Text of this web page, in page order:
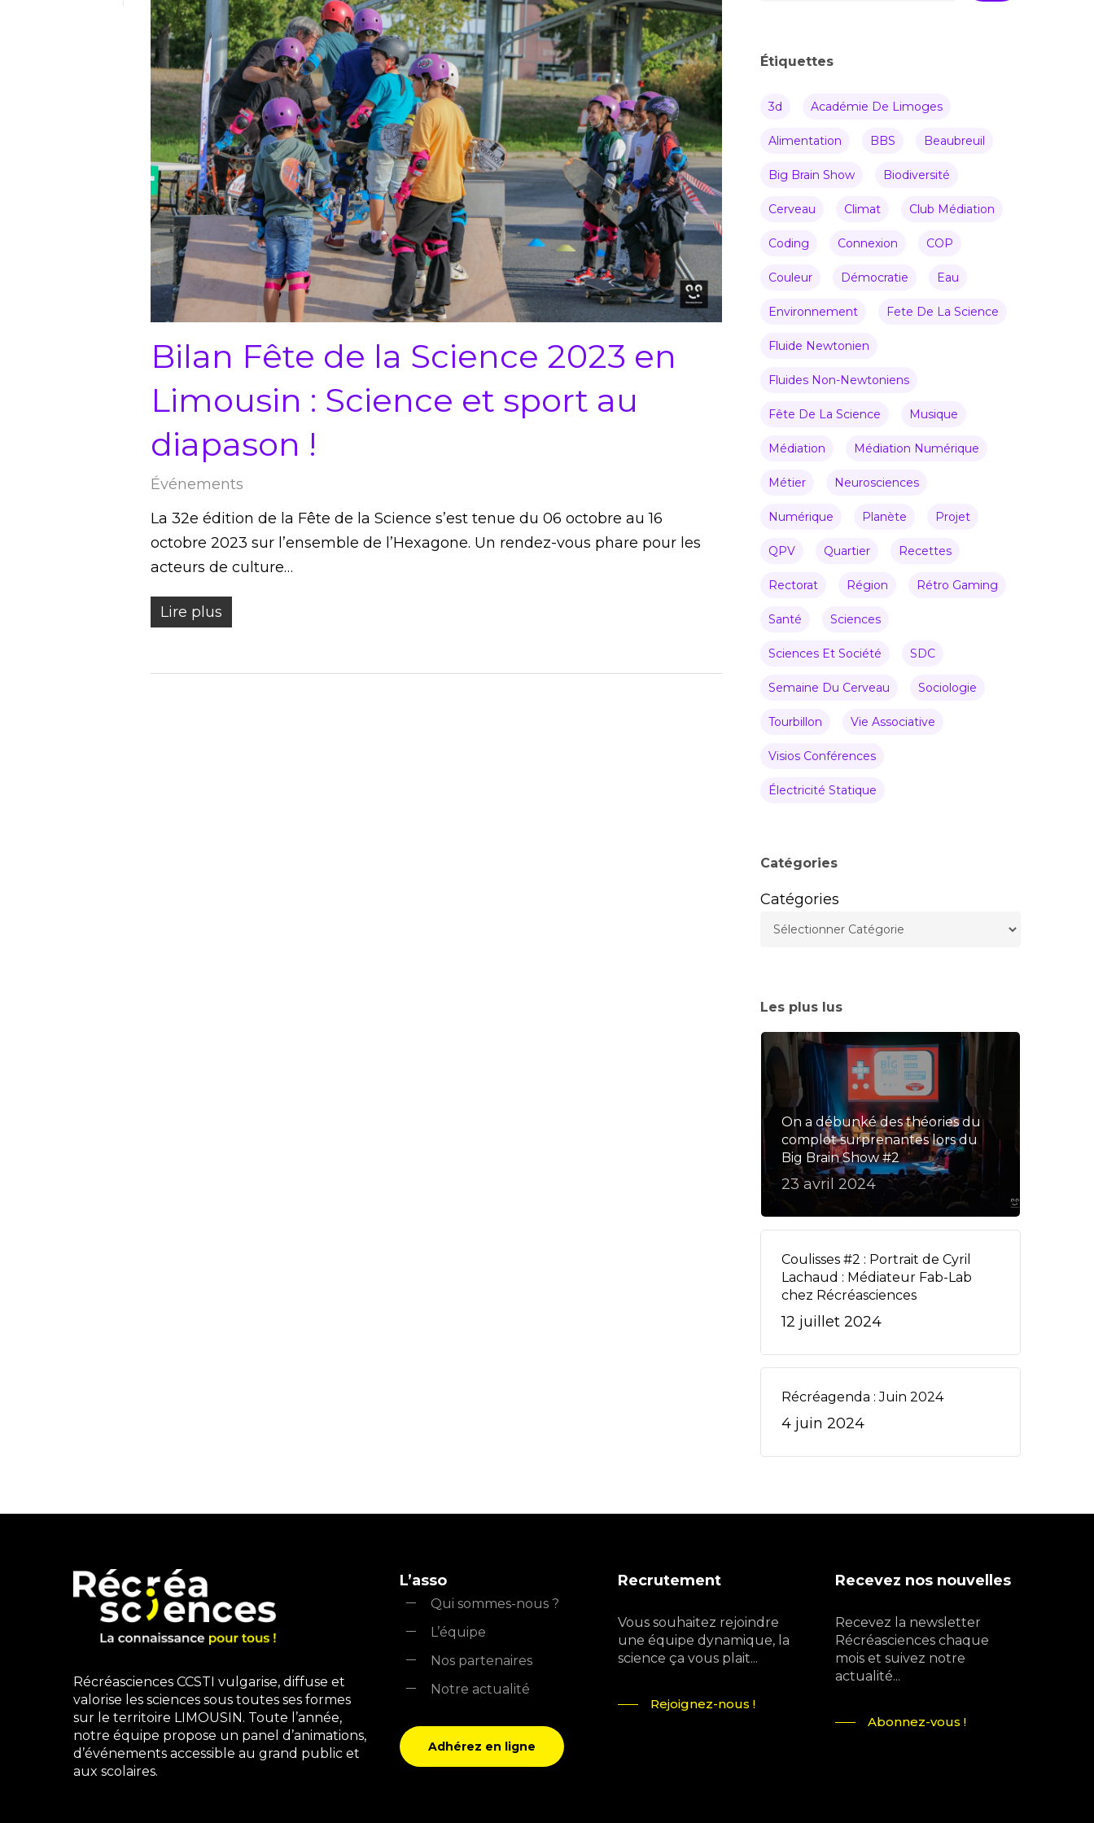
Bilan Fête de la Science 2023 en
Limousin : Science et sport au
diapason !
Événements
La 32e édition de la Fête de la Science s’est tenue du 06 octobre au 16
octobre 2023 sur l’ensemble de l’Hexagone. Un rendez-vous phare pour les
acteurs de culture…
Lire plus
Étiquettes
3d Académie De Limoges
Alimentation BBS Beaubreuil
Big Brain Show Biodiversité
Cerveau Climat Club Médiation
Coding Connexion COP
Couleur Démocratie Eau
Environnement Fete De La Science
Fluide Newtonien
Fluides Non-Newtoniens
Fête De La Science Musique
Médiation Médiation Numérique
Métier Neurosciences
Numérique Planète Projet
QPV Quartier Recettes
Rectorat Région Rétro Gaming
Santé Sciences
Sciences Et Société SDC
Semaine Du Cerveau Sociologie
Tourbillon Vie Associative
Visios Conférences
Électricité Statique
Catégories
Catégories
Les plus lus
On a débunké des théories du
complot surprenantes lors du
Big Brain Show #2
23 avril 2024
Coulisses #2 : Portrait de Cyril
Lachaud : Médiateur Fab-Lab
chez Récréasciences
12 juillet 2024
Récréagenda : Juin 2024
4 juin 2024
Récréasciences CCSTI vulgarise, diffuse et
valorise les sciences sous toutes ses formes
sur le territoire LIMOUSIN. Toute l’année,
notre équipe propose un panel d’animations,
d’événements accessible au grand public et
aux scolaires.
L’asso
Qui sommes-nous ?
L’équipe
Nos partenaires
Notre actualité
Adhérez en ligne
Recrutement
Vous souhaitez rejoindre
une équipe dynamique, la
science ça vous plait...
Rejoignez-nous !
Recevez nos nouvelles
Recevez la newsletter
Récréasciences chaque
mois et suivez notre
actualité...
Abonnez-vous !